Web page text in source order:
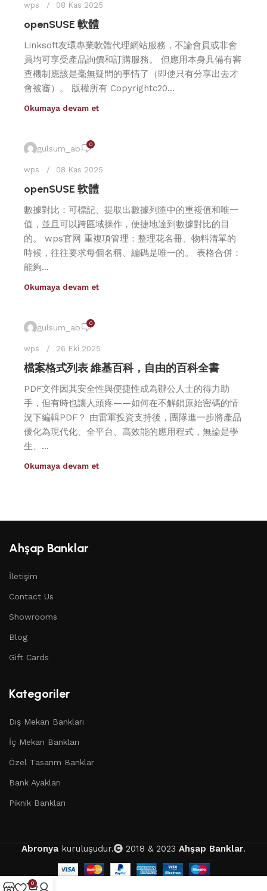
wps 08 Kas 2025
openSUSE 軟體
Linksoft友環專業軟體代理網站服務，不論會員或非會
員均可享受產品詢價和訂購服務。 但應用本身具備有審
查機制應該是毫無疑問的事情了（即使只有分享出去才
會被審）。 版權所有 Copyrightc20...
Okumaya devam et
gulsum_ab 0
wps 08 Kas 2025
openSUSE 軟體
數據對比：可標記、提取出數據列匯中的重複值和唯一
值，並且可以跨區域操作，便捷地達到數據對比的目
的。 wps官网 重複項管理：整理花名冊、物料清單的
時候，往往要求每個名稱、編碼是唯一的。 表格合併：
能夠...
Okumaya devam et
gulsum_ab 0
wps 26 Eki 2025
檔案格式列表 維基百科，自由的百科全書
PDF文件因其安全性與便捷性成為辦公人士的得力助
手，但有時也讓人頭疼——如何在不解鎖原始密碼的情
況下編輯PDF？ 由雷軍投資支持後，團隊進一步將產品
優化為現代化、全平台、高效能的應用程式，無論是學
生、...
Okumaya devam et
Ahşap Banklar
İletişim
Contact Us
Showrooms
Blog
Gift Cards
Kategoriler
Dış Mekan Bankları
İç Mekan Bankları
Özel Tasarım Banklar
Bank Ayakları
Piknik Bankları
Abronya kuruluşudur. 2018 & 2023 Ahşap Banklar.
0